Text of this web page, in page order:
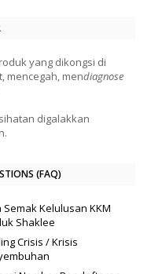
yang dikongsi di
mencegah, mendiagnose
digalakkan
(FAQ)
Semak Kelulusan KKM
Shaklee
Crisis / Krisis